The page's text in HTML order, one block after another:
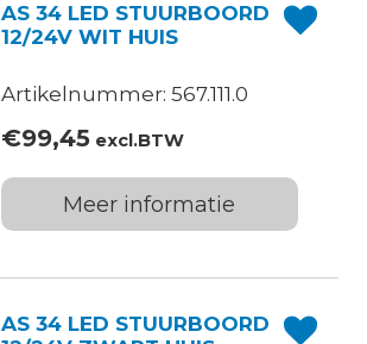
AS 34 LED STUURBOORD
12/24V WIT HUIS
Artikelnummer: 567.111.0
€99,45excl.BTW
Meer informatie
AS 34 LED STUURBOORD